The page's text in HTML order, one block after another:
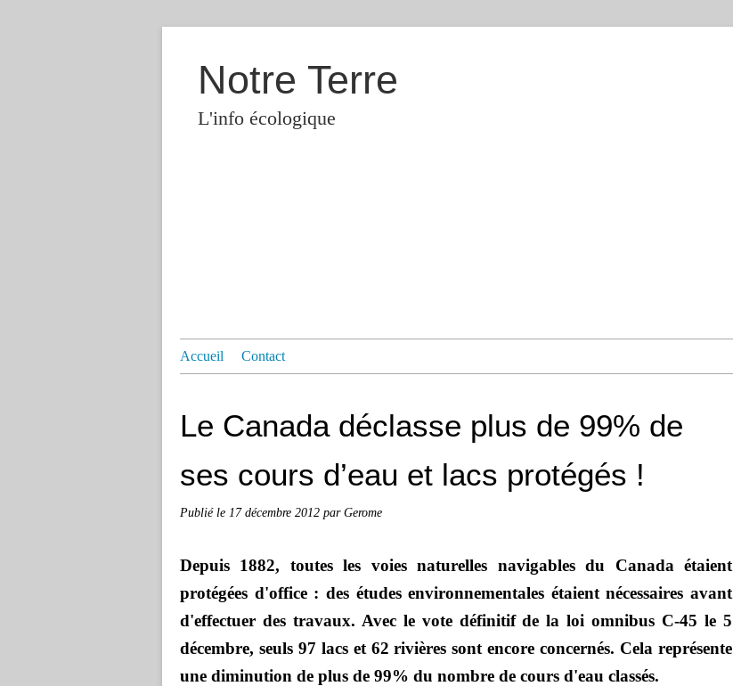
Notre Terre
L'info écologique
Accueil Contact
Le Canada déclasse plus de 99% de
ses cours d’eau et lacs protégés !
Publié le 17 décembre 2012 par Gerome
Depuis 1882, toutes les voies naturelles navigables du Canada étaient
protégées d'office : des études environnementales étaient nécessaires avant
d'effectuer des travaux. Avec le vote définitif de la loi omnibus C-45 le 5
décembre, seuls 97 lacs et 62 rivières sont encore concernés. Cela représente
une diminution de plus de 99% du nombre de cours d'eau classés.